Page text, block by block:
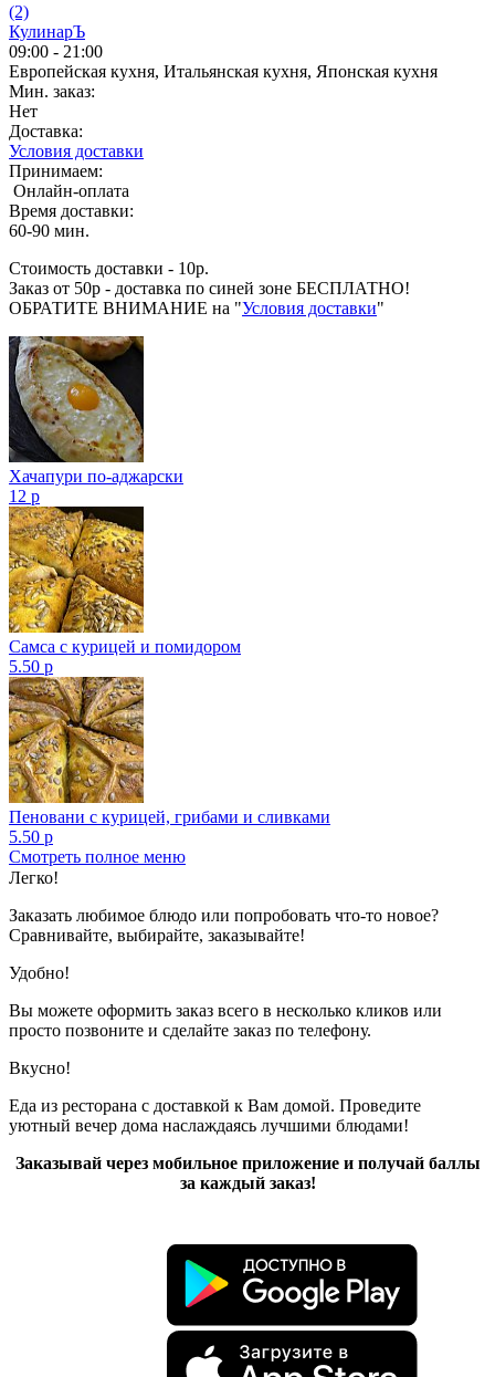
(2)
КулинарЪ
09:00 - 21:00
Европейская кухня, Итальянская кухня, Японская кухня
Мин. заказ:
Нет
Доставка:
Условия доставки
Принимаем:
Онлайн-оплата
Время доставки:
60-90 мин.
Стоимость доставки - 10р.
Заказ от 50р - доставка по синей зоне БЕСПЛАТНО!
ОБРАТИТЕ ВНИМАНИЕ на "Условия доставки"
Хачапури по-аджарски
12 р
Самса с курицей и помидором
5.50 р
Пеновани с курицей, грибами и сливками
5.50 р
Смотреть полное меню
Показано с 1 по 2 из 2 (всего 1 страниц)
Легко!
Заказать любимое блюдо или попробовать что-то новое?
Сравнивайте, выбирайте, заказывайте!
Удобно!
Вы можете оформить заказ всего в несколько кликов или
просто позвоните и сделайте заказ по телефону.
Вкусно!
Еда из ресторана с доставкой к Вам домой. Проведите
уютный вечер дома наслаждаясь лучшими блюдами!
Заказывай через мобильное приложение и получай баллы
за каждый заказ!